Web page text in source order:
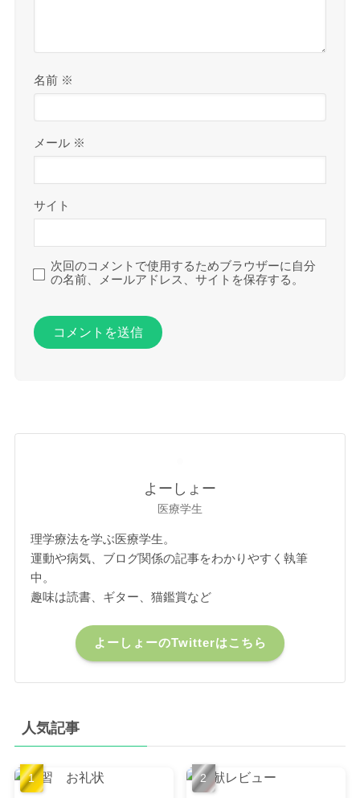
名前 ※
メール ※
サイト
次回のコメントで使用するためブラウザーに自分
の名前、メールアドレス、サイトを保存する。
よーしょー
医療学生
理学療法を学ぶ医療学生。
運動や病気、ブログ関係の記事をわかりやすく執筆
中。
趣味は読書、ギター、猫鑑賞など
よーしょーのTwitterはこちら
人気記事